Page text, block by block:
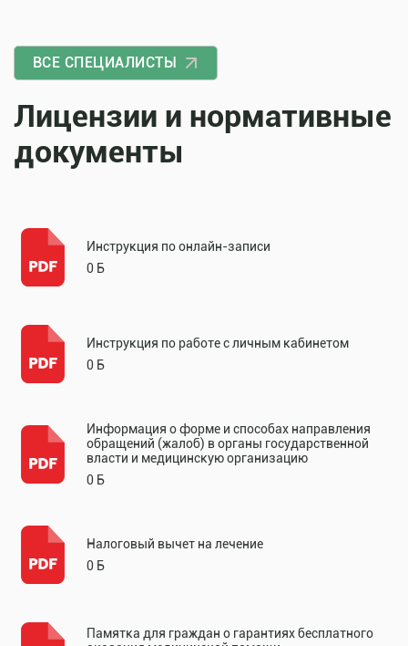
ВСЕ СПЕЦИАЛИСТЫ
Лицензии и нормативные
документы
Инструкция по онлайн-записи
0 Б
Инструкция по работе с личным кабинетом
0 Б
Информация о форме и способах направления
обращений (жалоб) в органы государственной
власти и медицинскую организацию
0 Б
Налоговый вычет на лечение
0 Б
Памятка для граждан о гарантиях бесплатного